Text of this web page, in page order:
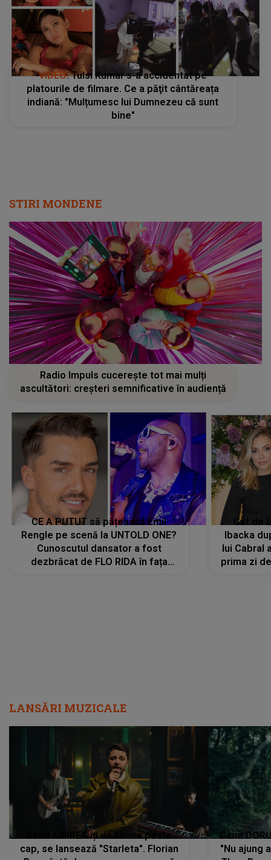
VIDEO. Tulsi Kumar s-a accidentat pe
platourile de filmare. Ce a păţit cântăreața
indiană: "Mulțumesc lui Dumnezeu că sunt
bine"
STIRI MONDENE
Radio Impuls cucerește tot mai mulți
ascultători: creșteri semnificative în audiență
CE A PUTUT să pățească Emil
Rengle pe scenă la UNTOLD ONE?
Cunoscutul dansator a fost
dezbrăcat de FLO RIDA în fața
Cât de
Ibacka
lui Cabral
prima zi
LANSĂRI MUZICALE
Când IUBIREA îți dă lumea peste
cap, se lansează "Starleta". Florian
Când
"Nu ajung